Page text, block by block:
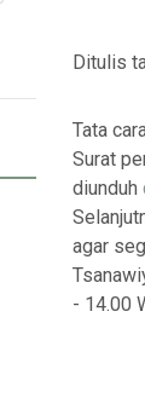
Ditulis
Tata
Surat
diunduh
agar
- 14.00